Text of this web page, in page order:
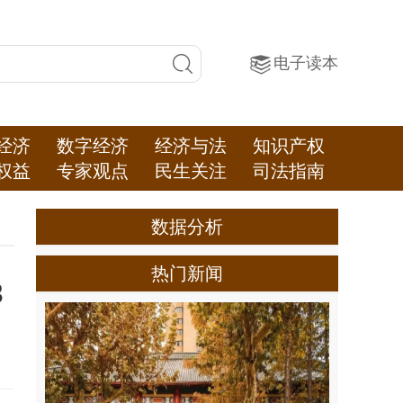
电子读本
济 数字经济 经济与法
知识产权
益
专家观点 民生关注 司法指南
数据分析
热门新闻